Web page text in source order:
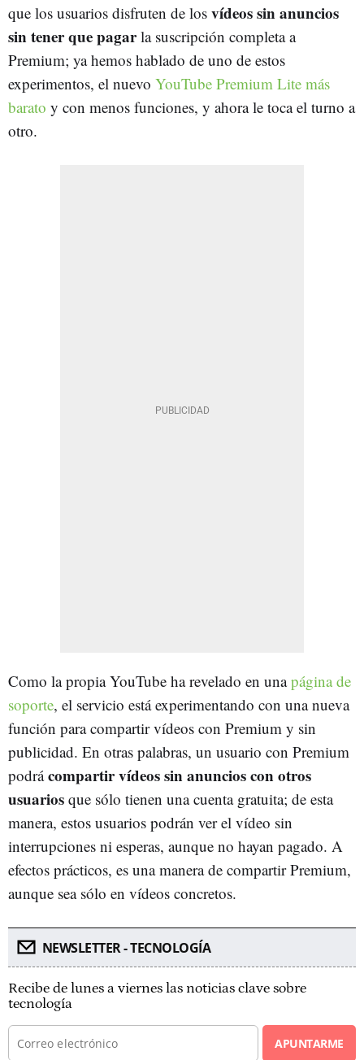
que los usuarios disfruten de los vídeos sin anuncios
sin tener que pagarla suscripción completa a
Premium; ya hemos hablado de uno de estos
experimentos, el nuevo YouTube Premium Lite más
barato y con menos funciones, y ahora le toca el turno a
otro.
Como la propia YouTube ha revelado en unapágina de
soporte, el servicio está experimentando con una nueva
función para compartir vídeos con Premium y sin
publicidad. En otras palabras, un usuario con Premium
podrácompartir vídeos sin anuncios con otros
usuarios que sólo tienen una cuenta gratuita; de esta
manera, estos usuarios podrán ver el vídeo sin
interrupciones ni esperas, aunque no hayan pagado. A
efectos prácticos, es una manera de compartir Premium,
aunque sea sólo en vídeos concretos.
NEWSLETTER - TECNOLOGÍA
Recibe de lunes a viernes las noticias clave sobre
tecnología
APUNTARME